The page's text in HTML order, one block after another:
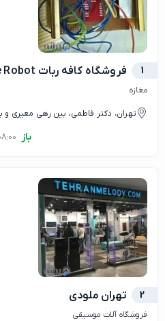
1 فروشگاه کافه ربات Cafe Robot
مغازه
تهران، دکتر فاطمی، بین رهی معیری و
باز
2 تهران ملودی
فروشگاه‌ آلات موسیقی